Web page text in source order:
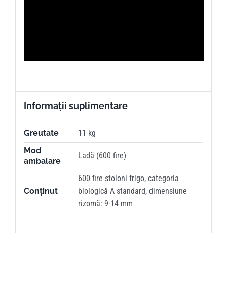
Informații suplimentare
Greutate
11 kg
Mod
ambalare
Ladă (600 fire)
Conținut
600 fire stoloni frigo, categoria
biologică A standard, dimensiune
rizomă: 9-14 mm